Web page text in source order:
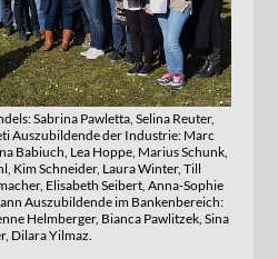
Sabrina Pawletta, Selina Reuter,
Auszubildende der Industrie: Marc
Babiuch, Lea Hoppe, Marius Schunk,
Kim Schneider, Laura Winter, Till
Elisabeth Seibert, Anna-Sophie
Auszubildende im Bankenbereich:
Helmberger, Bianca Pawlitzek, Sina
Dilara Yilmaz.